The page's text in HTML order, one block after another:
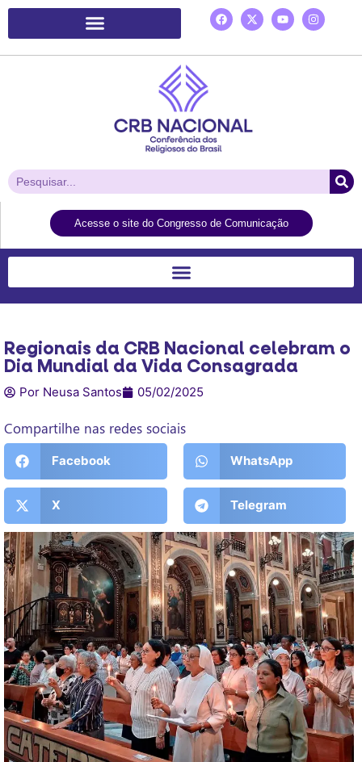
Acesse o site do Congresso de Comunicação
Regionais da CRB Nacional celebram o
Dia Mundial da Vida Consagrada
Por Neusa Santos 05/02/2025
Compartilhe nas redes sociais
Facebook WhatsApp
X Telegram